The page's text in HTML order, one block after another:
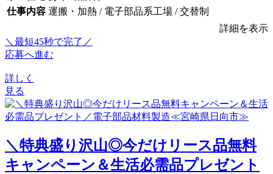
仕事内容 運搬・加熱 / 電子部品系工場 / 交替制
詳細を表示
＼最短45秒で完了／
応募へ進む
詳しく
見る
＼特典盛り沢山◎今だけリース品無料
キャンペーン＆生活必需品プレゼント